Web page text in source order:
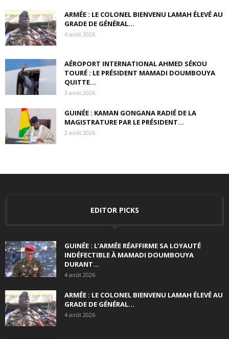
ARMÉE : LE COLONEL BIENVENU LAMAH ÉLEVÉ AU
GRADE DE GÉNÉRAL...
4 août 2026
AÉROPORT INTERNATIONAL AHMED SÉKOU
TOURÉ : LE PRÉSIDENT MAMADI DOUMBOUYA
QUITTE...
3 août 2026
GUINÉE : KAMAN GONGANA RADIÉ DE LA
MAGISTRATURE PAR LE PRÉSIDENT...
2 août 2026
EDITOR PICKS
GUINÉE : L’ARMÉE RÉAFFIRME SA LOYAUTÉ
INDÉFECTIBLE À MAMADI DOUMBOUYA
DURANT...
4 août 2026
ARMÉE : LE COLONEL BIENVENU LAMAH ÉLEVÉ AU
GRADE DE GÉNÉRAL...
4 août 2026